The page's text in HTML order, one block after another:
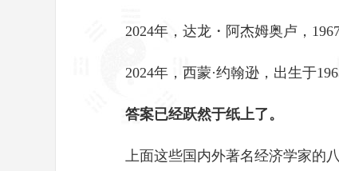
2024年，达龙・阿杰姆奥卢，
2024年，西蒙·约翰逊，出生于
答案已经跃然于纸上了。
上面这些国内外著名经济学家的